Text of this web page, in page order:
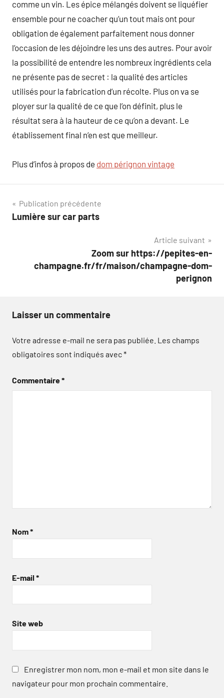
comme un vin. Les épice mélangés doivent se liquéfier
ensemble pour ne coacher qu’un tout mais ont pour
obligation de également parfaitement nous donner
l’occasion de les déjoindre les uns des autres. Pour avoir
la possibilité de entendre les nombreux ingrédients cela
ne présente pas de secret : la qualité des articles
utilisés pour la fabrication d’un récolte. Plus on va se
ployer sur la qualité de ce que l’on définit, plus le
résultat sera à la hauteur de ce qu’on a devant. Le
établissement final n’en est que meilleur.
Plus d’infos à propos de dom pérignon vintage
Navigation
de
Publication précédente
Lumière sur car parts
Article suivant
Zoom sur https://pepites-en-
champagne.fr/fr/maison/champagne-dom-
perignon
Laisser un commentaire
Votre adresse e-mail ne sera pas publiée. Les champs
obligatoires sont indiqués avec*
Commentaire*
Nom*
E-mail *
Site web
Enregistrer mon nom, mon e-mail et mon site dans le
navigateur pour mon prochain commentaire.